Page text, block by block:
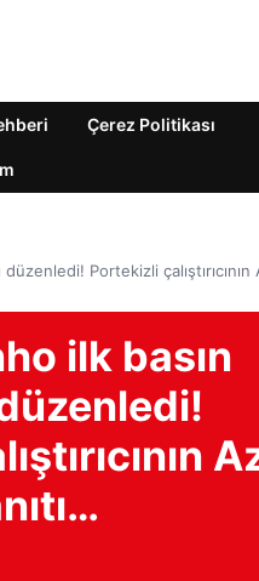
Çerez Politikası
Portekizli çalıştırıcının
ilk basın